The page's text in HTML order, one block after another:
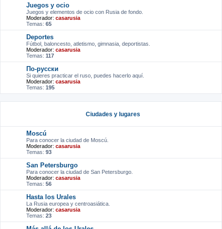
Juegos y ocio
Juegos y elementos de ocio con Rusia de fondo.
Moderador: casarusia
Temas: 65
Deportes
Fútbol, baloncesto, atletismo, gimnasia, deportistas.
Moderador: casarusia
Temas: 117
По-русски
Si quieres practicar el ruso, puedes hacerlo aquí.
Moderador: casarusia
Temas: 195
Ciudades y lugares
Moscú
Para conocer la ciudad de Moscú.
Moderador: casarusia
Temas: 93
San Petersburgo
Para conocer la ciudad de San Petersburgo.
Moderador: casarusia
Temas: 56
Hasta los Urales
La Rusia europea y centroasiática.
Moderador: casarusia
Temas: 23